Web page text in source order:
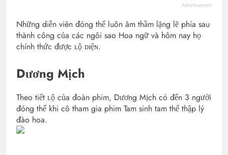
Advertisement
Những diễn viên đóng thế luôn âm thầm lặng lẽ phía sau
thành công của các ngôi sao Hoa ngữ và hôm nay họ
chính thức được ʟộ ᴅɪệɴ.
Dương Mịch
Theo tiết ʟộ của đoàn phim, Dương Mịch có đến 3 người
đóng thế khi cô tham gia phim Tam sinh tam thế thập lý
đào hoa.